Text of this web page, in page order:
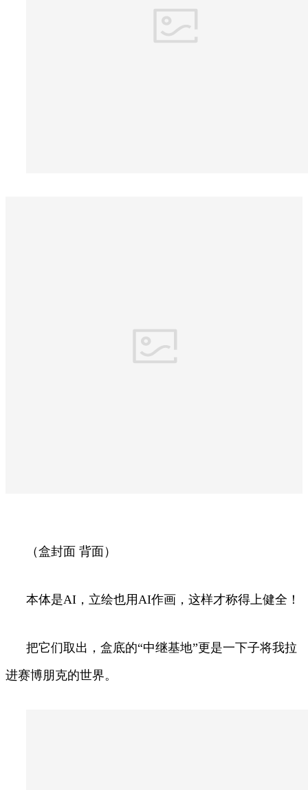
（盒封面 背面）
本体是AI，立绘也用AI作画，这样才称得上健全！
把它们取出，盒底的“中继基地”更是一下子将我拉
进赛博朋克的世界。